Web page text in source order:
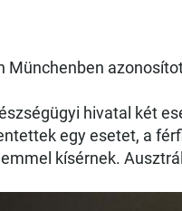
Münchenben
hivatal két
egy esetet, a
kísérnek.